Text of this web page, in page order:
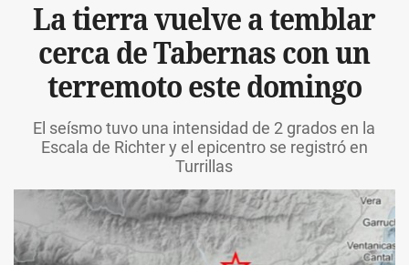
La tierra vuelve a temblar
cerca de Tabernas con un
terremoto este domingo
El seísmo tuvo una intensidad de 2 grados en la
Escala de Richter y el epicentro se registró en
Turrillas